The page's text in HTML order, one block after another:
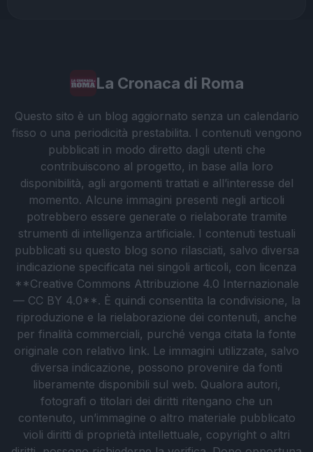
La Cronaca di Roma
Questo sito è un blog aggiornato senza un calendario
fisso o una periodicità prestabilita. I contenuti vengono
pubblicati in modo diretto dagli utenti che
contribuiscono al progetto, in base alla loro
disponibilità, agli argomenti trattati e all’interesse del
momento. Alcune immagini presenti negli articoli
potrebbero essere generate o rielaborate tramite
strumenti di intelligenza artificiale. I contenuti testuali
pubblicati su questo blog sono rilasciati, salvo diversa
indicazione specificata nei singoli articoli, con licenza
**Creative Commons Attribuzione 4.0 Internazionale
— CC BY 4.0**. È quindi consentita la condivisione, la
riproduzione e la rielaborazione dei contenuti, anche
per finalità commerciali, purché venga citata la fonte
originale con relativo link. Le immagini utilizzate, salvo
diversa indicazione, possono provenire da fonti
liberamente disponibili sul web. Qualora autori,
fotografi o titolari dei diritti ritengano che un
contenuto, un’immagine o altro materiale pubblicato
violi diritti di proprietà intellettuale, copyright o altri